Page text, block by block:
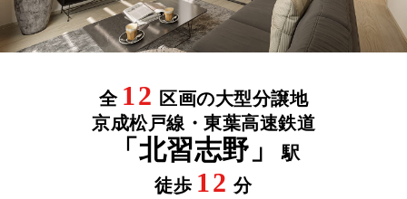
全 12 区画の大型分譲地
京成松戸線・東葉高速鉄道
「北習志野」
駅
徒歩 12 分